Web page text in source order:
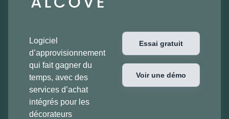
Logiciel
d’approvisionnement
qui fait gagner du
temps, avec des
services d’achat
intégrés pour les
décorateurs
Essai gratuit
Voir une démo